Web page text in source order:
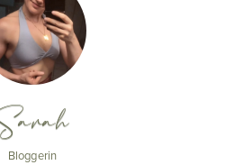
Bloggerin